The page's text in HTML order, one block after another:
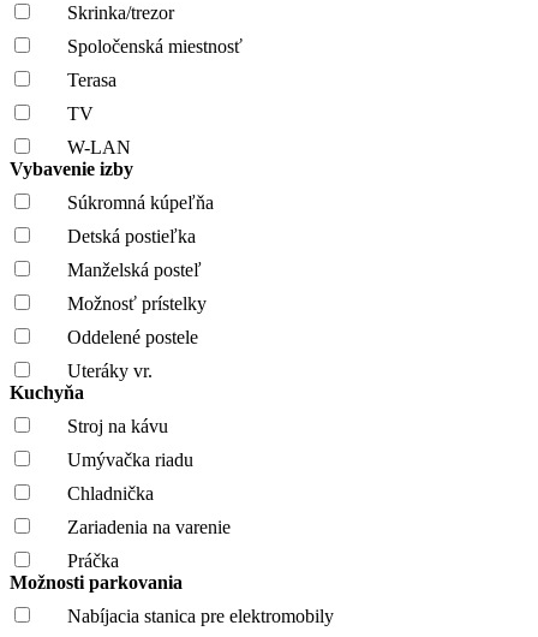
Skrinka/trezor
Spoločenská miestnosť
Terasa
TV
W-LAN
Vybavenie izby
Súkromná kúpeľňa
Detská postieľka
Manželská posteľ
Možnosť prístelky
Oddelené postele
Uteráky vr.
Kuchyňa
Stroj na kávu
Umývačka riadu
Chladnička
Zariadenia na varenie
Práčka
Možnosti parkovania
Nabíjacia stanica pre elektromobily